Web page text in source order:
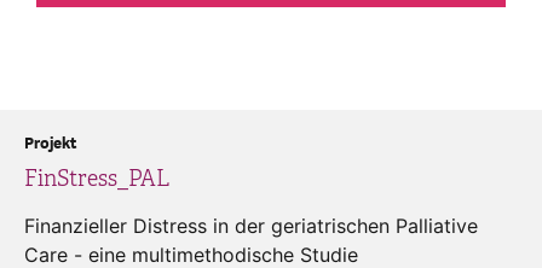
FinStress_PAL
Projekt
Finanzieller Distress in der geriatrischen Palliative
Care - eine multimethodische Studie